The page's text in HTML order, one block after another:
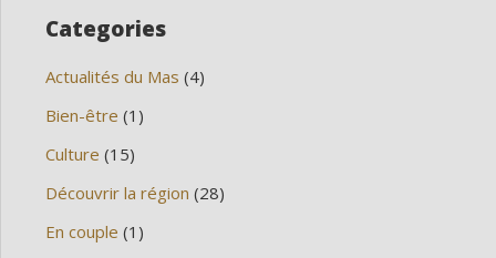
Categories
Actualités du Mas (4)
Bien-être (1)
Culture (15)
Découvrir la région (28)
En couple (1)